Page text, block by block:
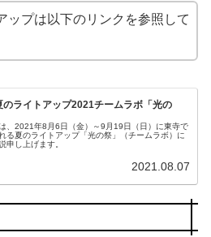
ップは以下のリンクを参照して
のライトアップ2021チームラボ「光の
、2021年8月6日（金）～9月19日（日）に東寺で
る夏のライトアップ「光の祭」（チームラボ）に
申し上げます。
2021.08.07